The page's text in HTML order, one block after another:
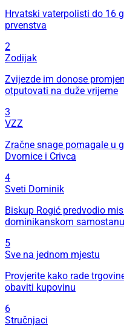
Hrvatski vaterpolisti do 16
prvenstva
2
Zodijak
Zvijezde im donose
otputovati na duže vrijeme
3
VZZ
Zračne snage pomagale u
Dvornice i Crivca
4
Sveti Dominik
Biskup Rogić predvodio
dominikanskom samostanu
5
Sve na jednom mjestu
Provjerite kako rade
obaviti kupovinu
6
Stručnjaci